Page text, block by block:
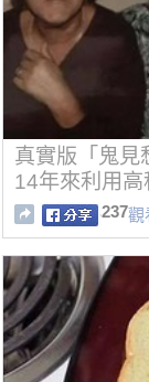
真實版「鬼見
14年來利用高
237觀